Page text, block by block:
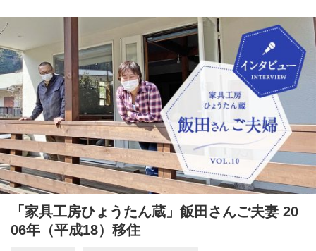
「家具工房ひょうたん蔵」飯田さんご夫妻 20
06年（平成18）移住